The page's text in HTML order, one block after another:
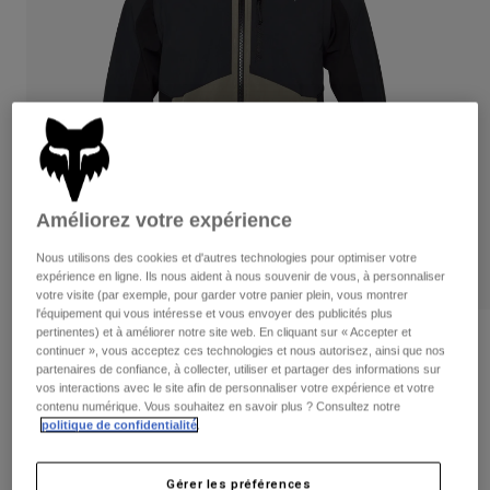
Pantalons
Shorts
Vestes
Protections
Masques
Chaussettes
Accessoires
Pantalons
Gants
Vestes
Protections
Chaussettes
Sacs et accessoires
Pièces de rechange
Femme
T-shirts et tops
Vestes
Pantalons
Chemises
Voir tout
Enfants
Chaussettes
Voir tout
Moto
Casques
Maillots
Pantalons
Bottes
Protections
Gants
Masques
Avis
Veste Ranger Off-Road Softshell
Article n°33735-469-S
Améliorez votre expérience
Nous utilisons des cookies et d'autres technologies pour optimiser votre
expérience en ligne. Ils nous aident à nous souvenir de vous, à personnaliser
votre visite (par exemple, pour garder votre panier plein, vous montrer
l'équipement qui vous intéresse et vous envoyer des publicités plus
pertinentes) et à améliorer notre site web. En cliquant sur « Accepter et
continuer », vous acceptez ces technologies et nous autorisez, ainsi que nos
partenaires de confiance, à collecter, utiliser et partager des informations sur
vos interactions avec le site afin de personnaliser votre expérience et votre
contenu numérique. Vous souhaitez en savoir plus ? Consultez notre
politique de confidentialité.
Gérer les préférences